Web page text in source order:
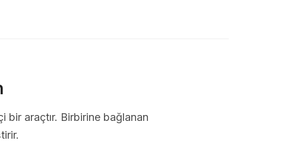
bir araçtır. Birbirine bağlanan